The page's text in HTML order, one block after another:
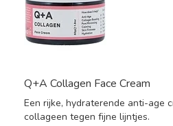
Q+A Collagen Face Cream
Een rijke, hydraterende anti-age
collageen tegen fijne lijntjes.